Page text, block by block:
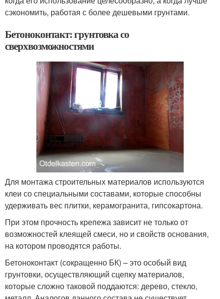
сэкономить, работая с более дешевыми грунтами.
Бетоноконтакт: грунтовка со
сверхвозможностями
Для монтажа строительных материалов используются
клеи со специальными составами, которые способны
удерживать вес плитки, керамогранита, гипсокартона.
При этом прочность крепежа зависит не только от
возможностей клеящей смеси, но и свойств основания,
на котором проводятся работы.
Бетоноконтакт (сокращенно БК) – это особый вид
грунтовки, осуществляющий сцепку материалов,
которые сложно таковой поддаются: дерево, стекло,